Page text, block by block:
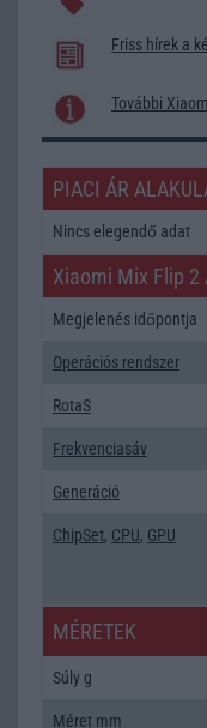
Friss hírek a
További
PIACI ÁR
Nincs elegendő adat
Xiaomi Mix Flip 2
Megjelenés időpontja
Operációs rendszer
RotaS
Frekvenciasáv
Generáció
ChipSet, CPU, GPU
MÉRETEK
Súly g
Méret mm